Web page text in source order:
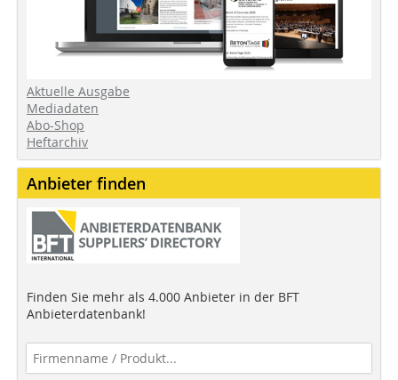
Aktuelle Ausgabe
Mediadaten
Abo-Shop
Heftarchiv
Anbieter finden
Finden Sie mehr als 4.000 Anbieter in der BFT
Anbieterdatenbank!